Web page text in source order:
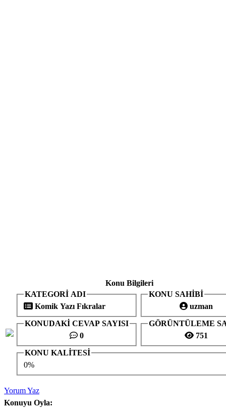
Konu Bilgileri
KATEGORİ ADI
Komik Yazı Fıkralar
KONU SAHİBİ
uzman
KONUDAKİ CEVAP SAYISI
0
GÖRÜNTÜLEME
751
KONU KALİTESİ
0%
Yorum Yaz
Konuyu Oyla: